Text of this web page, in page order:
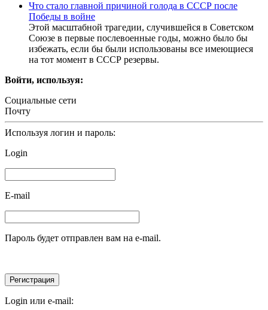
Что стало главной причиной голода в СССР после
Победы в войне
Этой масштабной трагедии, случившейся в Советском
Союзе в первые послевоенные годы, можно было бы
избежать, если бы были использованы все имеющиеся
на тот момент в СССР резервы.
Войти, используя:
Социальные сети
Почту
Используя логин и пароль:
Login
E-mail
Пароль будет отправлен вам на e-mail.
Login или e-mail: